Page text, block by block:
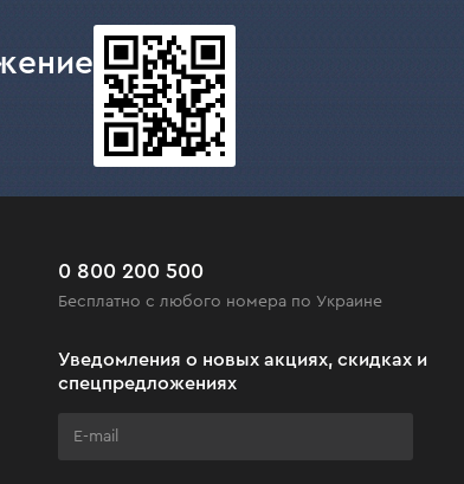
0 800 200 500
Бесплатно с любого номера по Украине
Уведомления о новых акциях, скидках и
спецпредложениях